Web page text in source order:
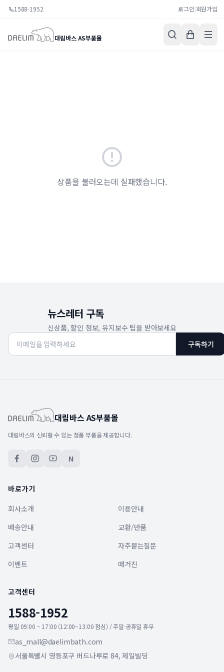
1588-1952 로그인|회원가입
대림바스 AS부품몰
상품을 불러오는데 실패했습니다.
뉴스레터 구독
신상품, 할인 정보, 유지보수 팁을 받아보세요
구독하기
대림바스 AS부품몰
대림바스의 신뢰할 수 있는 정품 부품을 제공합니다.
N
바로가기
회사소개
이용안내
배송안내
교환/반품
고객센터
자주묻는질문
이벤트
매거진
고객센터
1588-1952
평일 09:00 ~ 17:00 (12:00~13:00 점심) / 주말·공휴일 휴무
as_mall@daelimbath.com
서울특별시 영등포구 버드나루로 84, 제일빌딩